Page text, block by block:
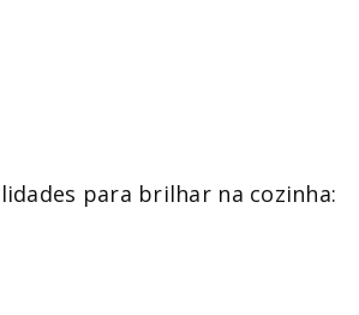
para brilhar na cozinha: